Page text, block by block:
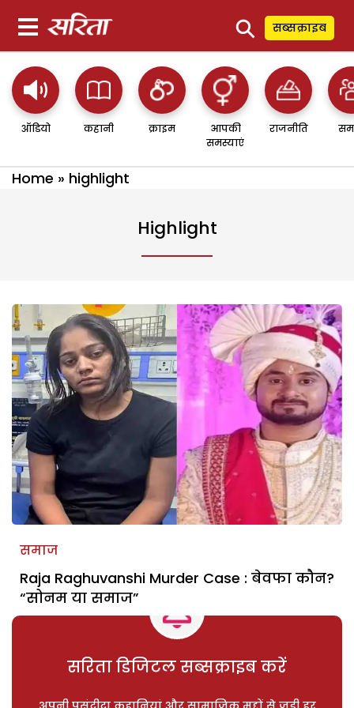
⚲ सब्सक्राइब
ऑडियो कहानी क्राइम
आपकी
समस्याएं
राजनीति
Home » highlight
Highlight
समाज
Raja Raghuvanshi Murder Case : बेवफा कौन?
“सोनम या समाज”
सरिता डिजिटल सब्सक्राइब करें